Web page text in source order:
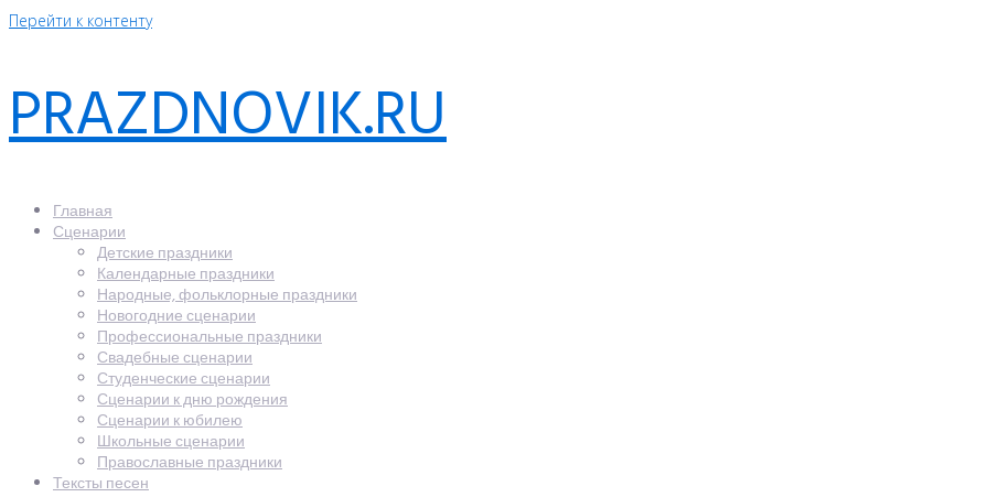
Перейти к контенту
PRAZDNOVIK.RU
Главная
Сценарии
Детские праздники
Календарные праздники
Народные, фольклорные праздники
Новогодние сценарии
Профессиональные праздники
Свадебные сценарии
Студенческие сценарии
Сценарии к дню рождения
Сценарии к юбилею
Школьные сценарии
Православные праздники
Тексты песен